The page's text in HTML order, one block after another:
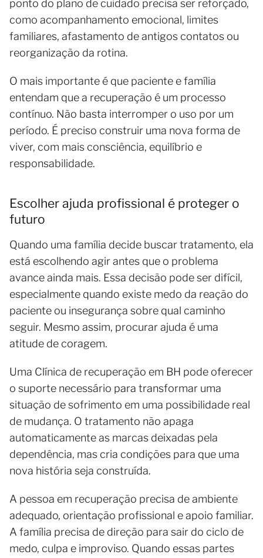
ponto do plano de cuidado precisa ser reforçado,
como acompanhamento emocional, limites
familiares, afastamento de antigos contatos ou
reorganização da rotina.
O mais importante é que paciente e família
entendam que a recuperação é um processo
contínuo. Não basta interromper o uso por um
período. É preciso construir uma nova forma de
viver, com mais consciência, equilíbrio e
responsabilidade.
Escolher ajuda profissional é proteger o
futuro
Quando uma família decide buscar tratamento, ela
está escolhendo agir antes que o problema
avance ainda mais. Essa decisão pode ser difícil,
especialmente quando existe medo da reação do
paciente ou insegurança sobre qual caminho
seguir. Mesmo assim, procurar ajuda é uma
atitude de coragem.
Uma Clínica de recuperação em BH pode oferecer
o suporte necessário para transformar uma
situação de sofrimento em uma possibilidade real
de mudança. O tratamento não apaga
automaticamente as marcas deixadas pela
dependência, mas cria condições para que uma
nova história seja construída.
A pessoa em recuperação precisa de ambiente
adequado, orientação profissional e apoio familiar.
A família precisa de direção para sair do ciclo de
medo, culpa e improviso. Quando essas partes